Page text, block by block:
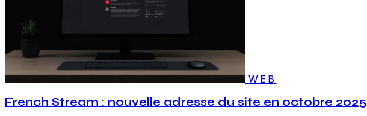
WEB
French Stream : nouvelle adresse du site en octobre 2025